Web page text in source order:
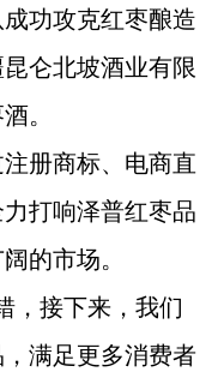
功攻克红枣酿造
仑北坡酒业有限
。
册商标、电商直
打响泽普红枣品
的市场。
，接下来，我们
满足更多消费者